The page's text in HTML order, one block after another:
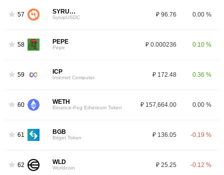
57 SYRUPUSDC
SyrupUSDC ₽ 96.76 0.00 %
58 PEPE
Pepe ₽ 0.000236 0.10 %
59 ICP
Internet Computer ₽ 172.48 0.36 %
60 WETH
Binance-Peg Ethereum Token ₽ 157,664.00 0.00 %
61 BGB
Bitget Token ₽ 136.05 -0.19 %
62 WLD
Worldcoin ₽ 25.25 -0.12 %